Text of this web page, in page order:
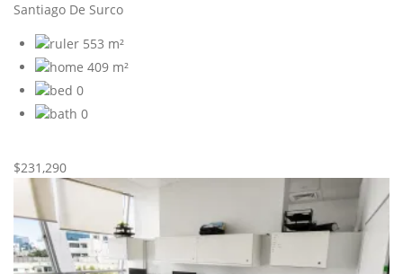
Santiago De Surco
553 m²
409 m²
0
0
$231,290